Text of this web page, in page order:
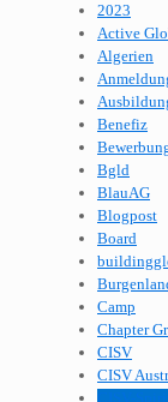
2023
Active
Algerien
Benefiz
Bgld
BlauAG
Blogpost
Board
Camp
Chapter
CISV
CISV